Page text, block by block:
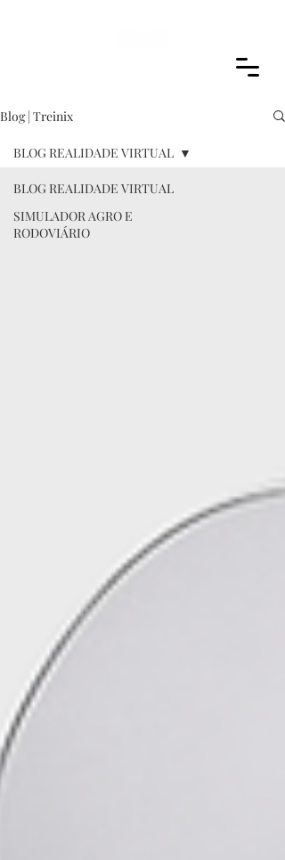
Blog | Treinix
BLOG REALIDADE VIRTUAL
SIMULADOR AGRO E
RODOVIÁRIO
BLOG REALIDADE VIRTUAL